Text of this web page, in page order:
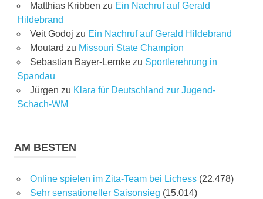
Matthias Kribben zu Ein Nachruf auf Gerald
Hildebrand
Veit Godoj zu Ein Nachruf auf Gerald Hildebrand
Moutard zu Missouri State Champion
Sebastian Bayer-Lemkezu Sportlerehrung in
Spandau
Jürgen zu Klara für Deutschland zur Jugend-
Schach-WM
AM BESTEN
Online spielen im Zita-Team bei Lichess (22.478)
Sehr sensationeller Saisonsieg (15.014)